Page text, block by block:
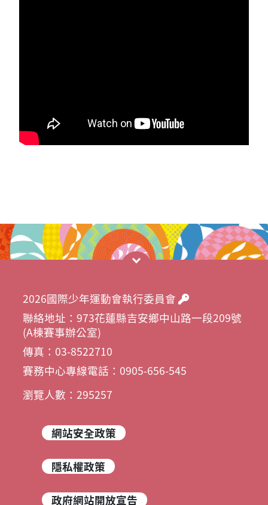
2026國際少年運動會執行委員會
聯絡地址：973花蓮縣吉安鄉中山路一段209號
(A棟賽事辦公室)
傳真：03-8522710
賽務中心專線電話：0905-656-545
瀏覽人數：295257
網站安全政策
隱私權政策
政府網站開放宣告